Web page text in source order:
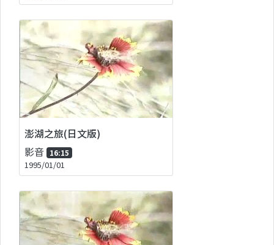
澎湖之旅(日文版)
影音 16:15
1995/01/01